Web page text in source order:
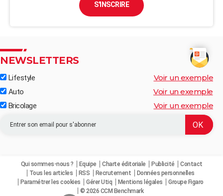
S'INSCRIRE
NEWSLETTERS
Lifestyle Voir un exemple
Auto Voir un exemple
Bricolage Voir un exemple
Qui sommes-nous ? Equipe Charte éditoriale Publicité
Contact
Tous les articles
RSS Recrutement
Données personnelles
Paramétrer les cookies
Gérer Utiq Mentions légales
Groupe Figaro
© 2026 CCM Benchmark